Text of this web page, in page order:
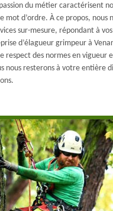
du métier caractérisent
mot d’ordre. À ce propos, nous
sur-mesure, répondant à
d’élagueur grimpeur à
respect des normes en vigueur
nous resterons à votre entière